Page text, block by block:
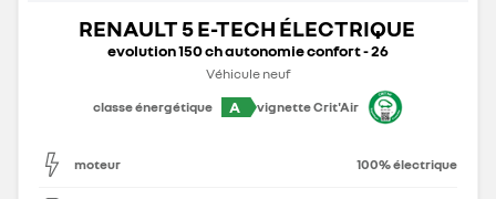
RENAULT 5 E-TECH ÉLECTRIQUE
evolution 150 ch autonomie confort - 26
Véhicule neuf
classe énergétique
A vignette Crit'Air
moteur 100% électrique